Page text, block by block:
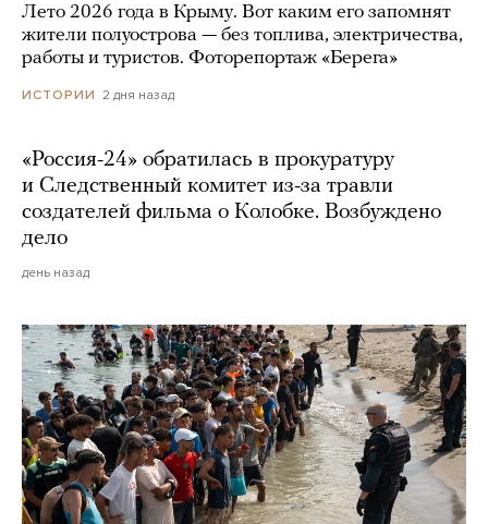
Лето 2026 года в Крыму. Вот каким его запомнят
жители полуострова — без топлива, электричества,
работы и туристов. Фоторепортаж «Берега»
ИСТОРИИ 2 дня назад
«Россия-24» обратилась в прокуратуру
и Следственный комитет из-за травли
создателей фильма о Колобке. Возбуждено
дело
день назад